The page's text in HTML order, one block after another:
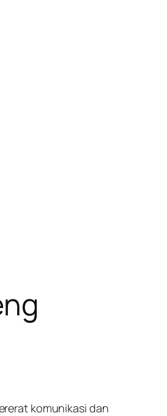
komunikasi dan